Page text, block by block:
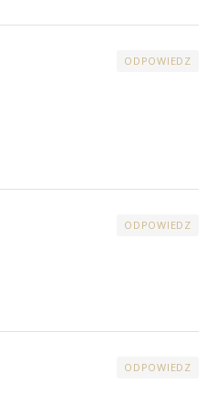
ODPOWIEDZ
ODPOWIEDZ
ODPOWIEDZ